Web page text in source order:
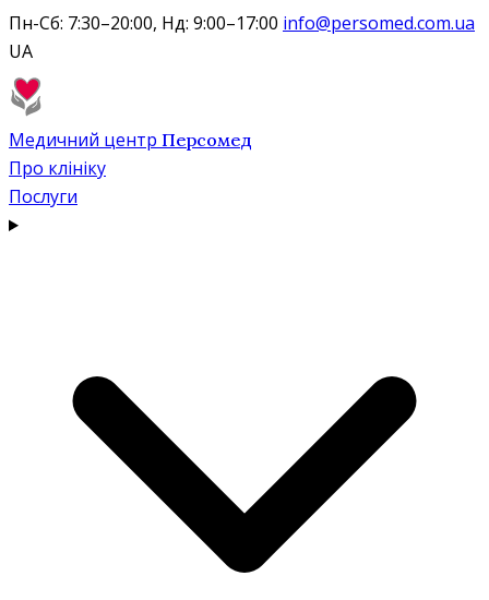
Пн-Сб: 7:30–20:00, Нд: 9:00–17:00 info@persomed.com.ua
UA
Медичний центр Персомед
Про клініку
Послуги